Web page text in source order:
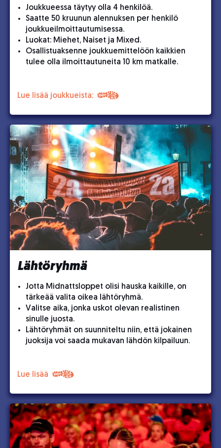
Joukkueessa täytyy olla 4 henkilöä.
Saatte 50 kruunun alennuksen per henkilö
joukkueilmoittautumisessa.
Luokat: Miehet, Naiset ja Mixed.
Osallistuaksenne joukkuemittelöön kaikkien
tulee olla ilmoittautuneita 10 km matkalle.
Lue lisää joukkueista:
Lähtöryhmä
Jotta Midnattsloppet olisi hauska kaikille, on
tärkeää valita oikea lähtöryhmä.
Valitse aika, jonka uskot olevan realistinen
sinulle juosta.
Lähtöryhmät on suunniteltu niin, että jokainen
juoksija voi saada mukavan lähdön kilpailuun.
Lue lisää